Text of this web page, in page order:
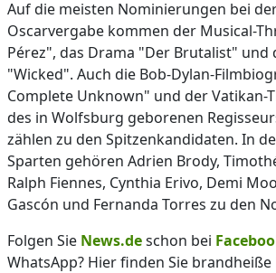
Auf die meisten Nominierungen bei
Oscarvergabe kommen der Musical-
Pérez", das Drama "Der Brutalist" und
"Wicked". Auch die Bob-Dylan-
Complete Unknown" und der Vatikan-
des in Wolfsburg geborenen
zählen zu den Spitzenkandidaten. In
Sparten gehören Adrien Brody,
Ralph Fiennes, Cynthia Erivo, Demi
Gascón und Fernanda Torres zu den
Folgen Sie News.deschon bei
WhatsApp? Hier finden Sie